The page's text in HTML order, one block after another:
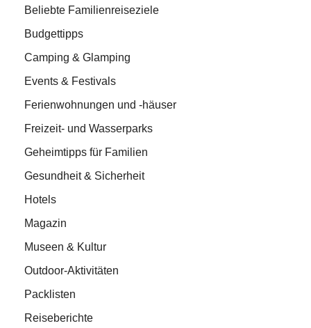
Beliebte Familienreiseziele
Budgettipps
Camping & Glamping
Events & Festivals
Ferienwohnungen und -häuser
Freizeit- und Wasserparks
Geheimtipps für Familien
Gesundheit & Sicherheit
Hotels
Magazin
Museen & Kultur
Outdoor-Aktivitäten
Packlisten
Reiseberichte